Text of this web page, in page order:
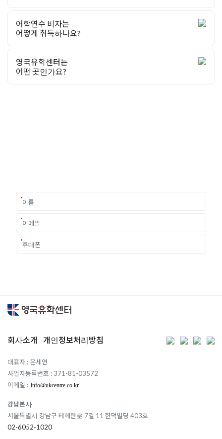
어학연수 비자는
어떻게 취득하나요?
영국유학센터는
어떤 곳인가요?
회사소개 개인정보처리방침
대표자 : 윤세연
사업자등록번호 : 371-81-03572
이메일 :
강남본사
서울특별시 강남구 테헤란로 7길 11 한덕빌딩 403호
02-6052-1020